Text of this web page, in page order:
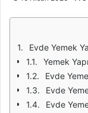
Evde Yemek
Yemek
Evde
Evde
Evde